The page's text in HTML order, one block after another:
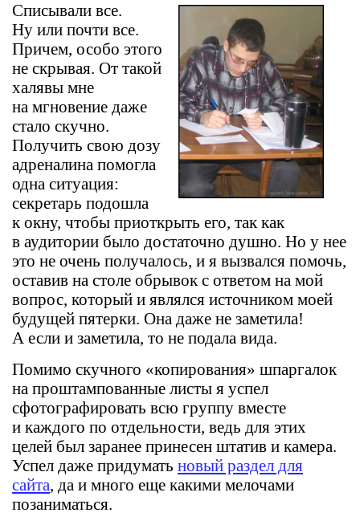
Списывали все.
Ну или почти все.
Причем, особо этого
не скрывая. От такой
халявы мне
на мгновение даже
стало скучно.
Получить свою дозу
адреналина помогла
одна ситуация:
секретарь подошла
к окну, чтобы приоткрыть его, так как
в аудитории было достаточно душно. Но у нее
это не очень получалось, и я вызвался помочь,
оставив на столе обрывок с ответом на мой
вопрос, который и являлся источником моей
будущей пятерки. Она даже не заметила!
А если и заметила, то не подала вида.
Помимо скучного «копирования» шпаргалок
на проштампованные листы я успел
сфотографировать всю группу вместе
и каждого по отдельности, ведь для этих
целей был заранее принесен штатив и камера.
Успел даже придумать новый раздел для
сайта, да и много еще какими мелочами
позаниматься.